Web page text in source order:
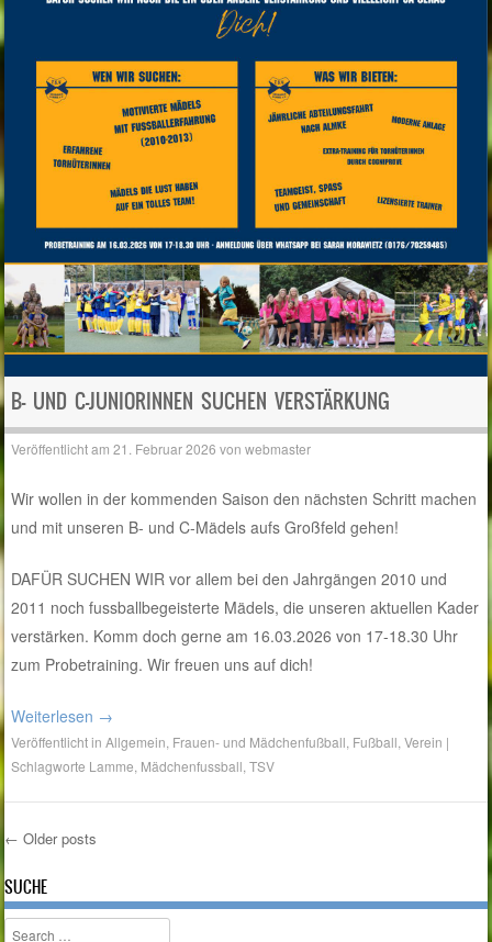
B- UND C-JUNIORINNEN SUCHEN VERSTÄRKUNG
Veröffentlicht am21. Februar 2026 vonwebmaster
Wir wollen in der kommenden Saison den nächsten Schritt machen
und mit unseren B- und C-Mädels aufs Großfeld gehen!
DAFÜR SUCHEN WIR vor allem bei den Jahrgängen 2010 und
2011 noch fussballbegeisterte Mädels, die unseren aktuellen Kader
verstärken. Komm doch gerne am 16.03.2026 von 17-18.30 Uhr
zum Probetraining. Wir freuen uns auf dich!
Weiterlesen →
Veröffentlicht inAllgemein, Frauen- und Mädchenfußball, Fußball,Verein |
Schlagworte Lamme, Mädchenfussball,TSV
Post navigation
← Older posts
SUCHE
Search